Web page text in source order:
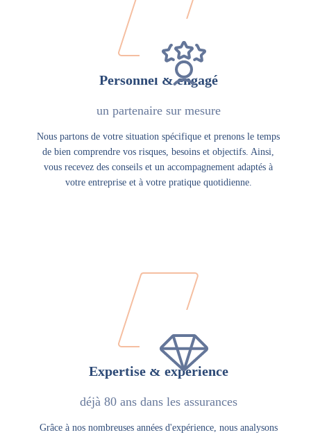
Personnel & engagé
un partenaire sur mesure
Nous partons de votre situation spécifique et prenons le temps
de bien comprendre vos risques, besoins et objectifs. Ainsi,
vous recevez des conseils et un accompagnement adaptés à
votre entreprise et à votre pratique quotidienne.
Expertise & expérience
déjà 80 ans dans les assurances
Grâce à nos nombreuses années d'expérience, nous analysons